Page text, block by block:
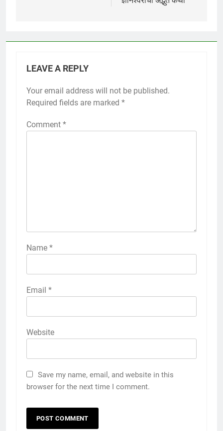
LEAVE A REPLY
Your email address will not be published.
Required fields are marked *
Comment *
Name *
Email *
Website
Save my name, email, and website in this
browser for the next time I comment.